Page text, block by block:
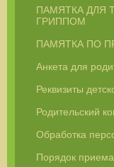
ПАМЯТКА ДЛЯ
ГРИППОМ
ПАМЯТКА ПО
Анкета для
Реквизиты
Родительский
Обработка
Порядок